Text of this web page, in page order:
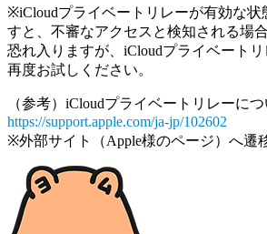
※iCloudプライベートリレーが有効な状
すと、不審なアクセスと検知される場
恐れ入りますが、iCloudプライベート
再度お試しください。
（参考）iCloudプライベートリレーにつ
https://support.apple.com/ja-jp/102602
※外部サイト（Apple様のページ）へ遷